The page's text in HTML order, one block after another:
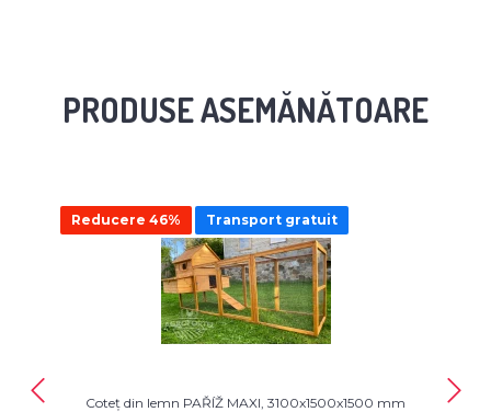
PRODUSE ASEMĂNĂTOARE
Reducere 46% Transport gratuit
Coteț din lemn PAŘÍŽ MAXI, 3100x1500x1500 mm